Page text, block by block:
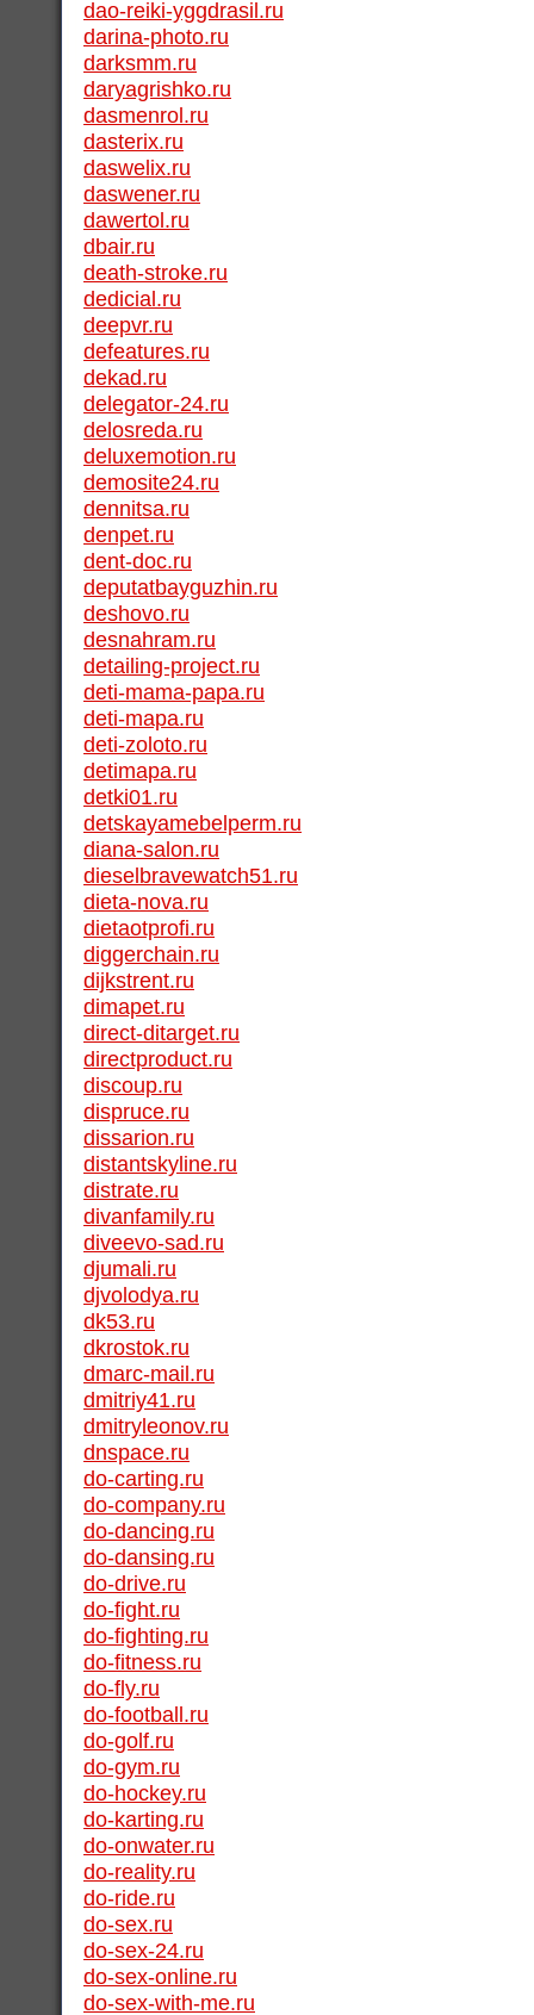
dao-reiki-yggdrasil.ru
darina-photo.ru
darksmm.ru
daryagrishko.ru
dasmenrol.ru
dasterix.ru
daswelix.ru
daswener.ru
dawertol.ru
dbair.ru
death-stroke.ru
dedicial.ru
deepvr.ru
defeatures.ru
dekad.ru
delegator-24.ru
delosreda.ru
deluxemotion.ru
demosite24.ru
dennitsa.ru
denpet.ru
dent-doc.ru
deputatbayguzhin.ru
deshovo.ru
desnahram.ru
detailing-project.ru
deti-mama-papa.ru
deti-mapa.ru
deti-zoloto.ru
detimapa.ru
detki01.ru
detskayamebelperm.ru
diana-salon.ru
dieselbravewatch51.ru
dieta-nova.ru
dietaotprofi.ru
diggerchain.ru
dijkstrent.ru
dimapet.ru
direct-ditarget.ru
directproduct.ru
discoup.ru
dispruce.ru
dissarion.ru
distantskyline.ru
distrate.ru
divanfamily.ru
diveevo-sad.ru
djumali.ru
djvolodya.ru
dk53.ru
dkrostok.ru
dmarc-mail.ru
dmitriy41.ru
dmitryleonov.ru
dnspace.ru
do-carting.ru
do-company.ru
do-dancing.ru
do-dansing.ru
do-drive.ru
do-fight.ru
do-fighting.ru
do-fitness.ru
do-fly.ru
do-football.ru
do-golf.ru
do-gym.ru
do-hockey.ru
do-karting.ru
do-onwater.ru
do-reality.ru
do-ride.ru
do-sex.ru
do-sex-24.ru
do-sex-online.ru
do-sex-with-me.ru